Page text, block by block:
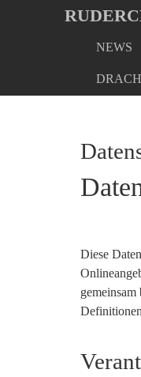
Oops, an error occurred!
main
NEWS
Diese